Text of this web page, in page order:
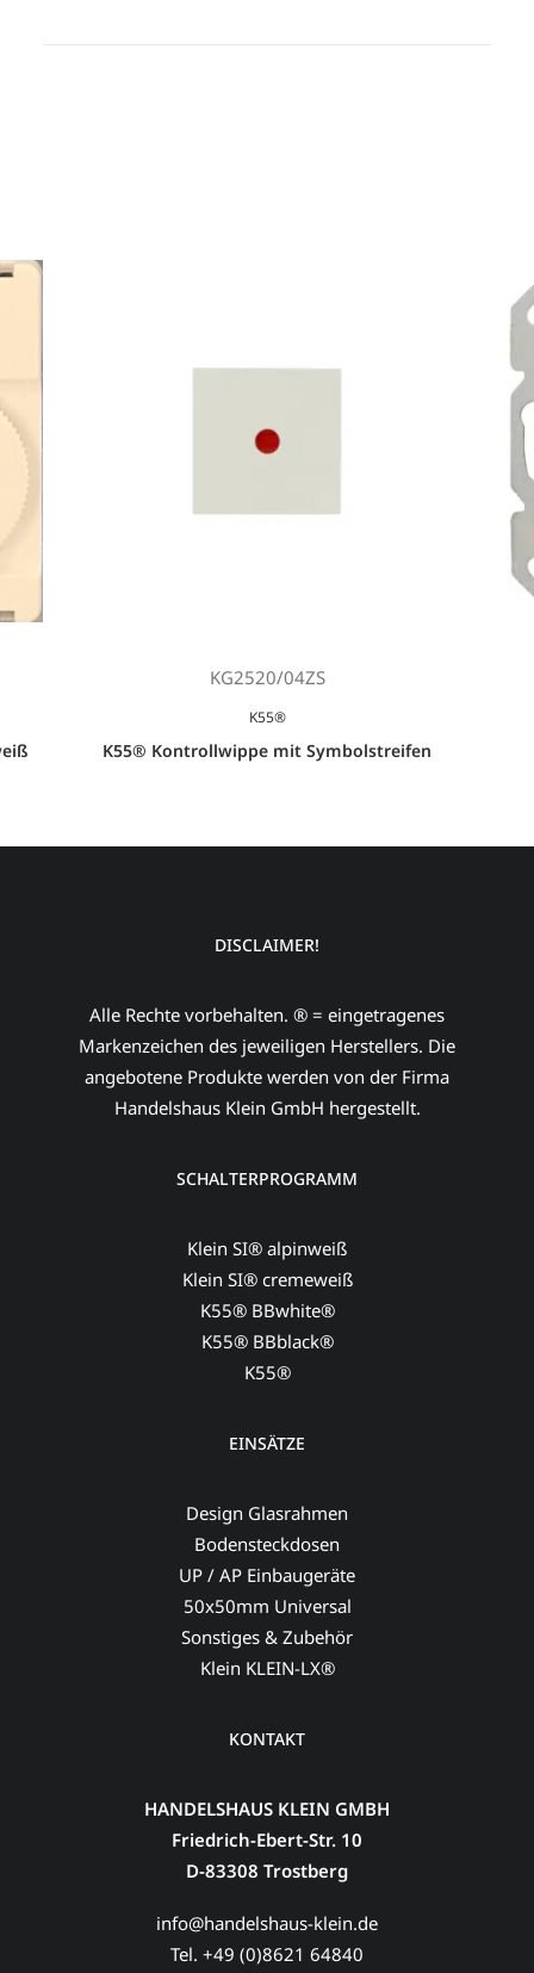
KG2520/04ZS
K55®
K55® Kontrollwippe mit Symbolstreifen
DISCLAIMER!
Alle Rechte vorbehalten. ® = eingetragenes
Markenzeichen des jeweiligen Herstellers. Die
angebotene Produkte werden von der Firma
Handelshaus Klein GmbH hergestellt.
SCHALTERPROGRAMM
Klein SI® alpinweiß
Klein SI® cremeweiß
K55® BBwhite®
K55® BBblack®
K55®
EINSÄTZE
Design Glasrahmen
Bodensteckdosen
UP / AP Einbaugeräte
50x50mm Universal
Sonstiges & Zubehör
Klein KLEIN-LX®
KONTAKT
HANDELSHAUS KLEIN GMBH
Friedrich-Ebert-Str. 10
D-83308 Trostberg
info@handelshaus-klein.de
Tel. +49 (0)8621 64840